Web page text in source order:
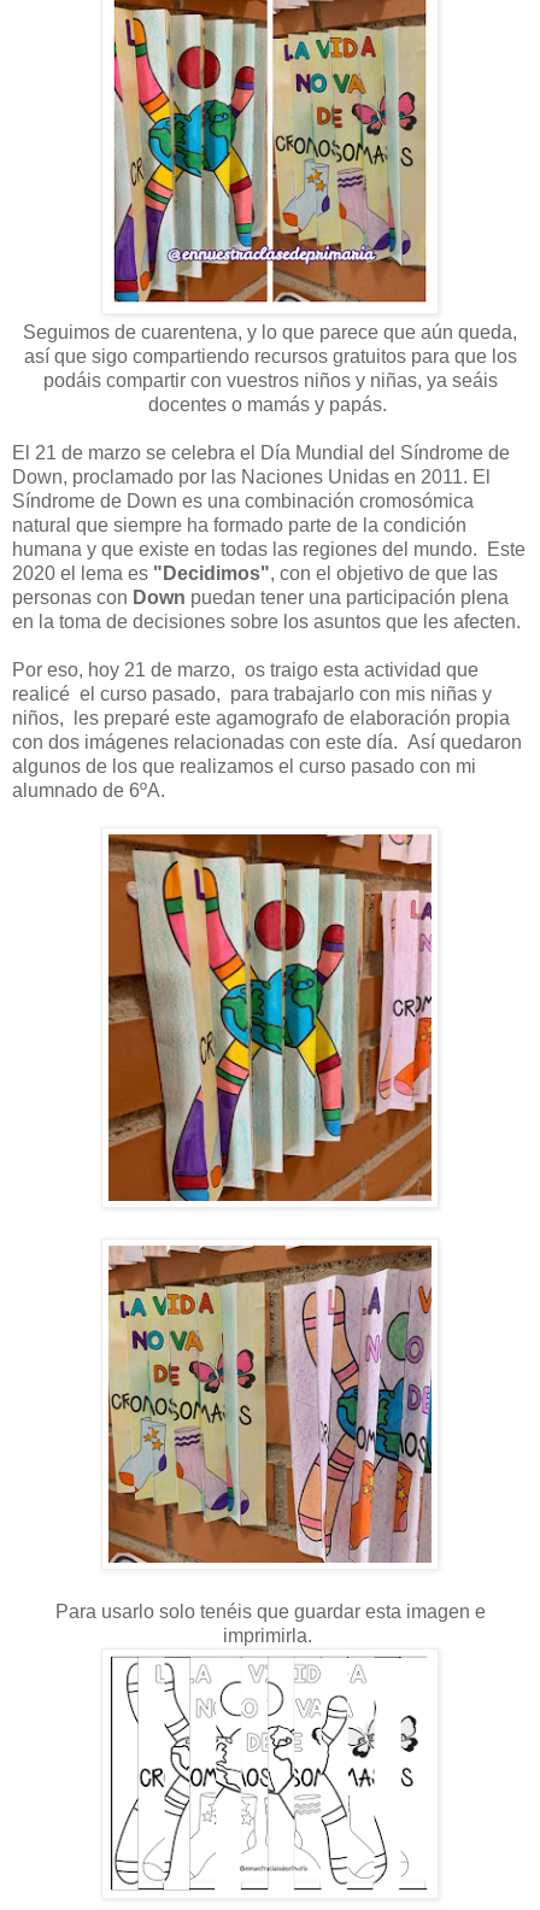
Seguimos de cuarentena, y lo que parece que aún queda,
así que sigo compartiendo recursos gratuitos para que los
podáis compartir con vuestros niños y niñas, ya seáis
docentes o mamás y papás.
El 21 de marzo se celebra el Día Mundial del Síndrome de
Down, proclamado por las Naciones Unidas en 2011. El
Síndrome de Down es una combinación cromosómica
natural que siempre ha formado parte de la condición
humana y que existe en todas las regiones del mundo. Este
2020 el lema es "Decidimos", con el objetivo de que las
personas con Down puedan tener una participación plena
en la toma de decisiones sobre los asuntos que les afecten.
Por eso, hoy 21 de marzo, os traigo esta actividad que
realicé el curso pasado, para trabajarlo con mis niñas y
niños, les preparé este agamografo de elaboración propia
con dos imágenes relacionadas con este día. Así quedaron
algunos de los que realizamos el curso pasado con mi
alumnado de 6ºA.
Para usarlo solo tenéis que guardar esta imagen e
imprimirla.